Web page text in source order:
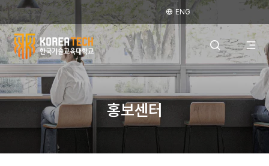
ENG
한
국
교
전
홍보센터